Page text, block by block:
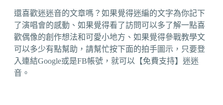
還喜歡迷迷音的文章嗎？如果覺得迷編的文字為你記下
了演唱會的感動、如果覺得看了訪問可以多了解一點喜
歡偶像的創作想法和可愛小地方、如果覺得參戰教學文
可以多少有點幫助，請幫忙按下面的拍手圖示，只要登
入連結Google或是FB帳號，就可以【免費支持】迷迷
音。